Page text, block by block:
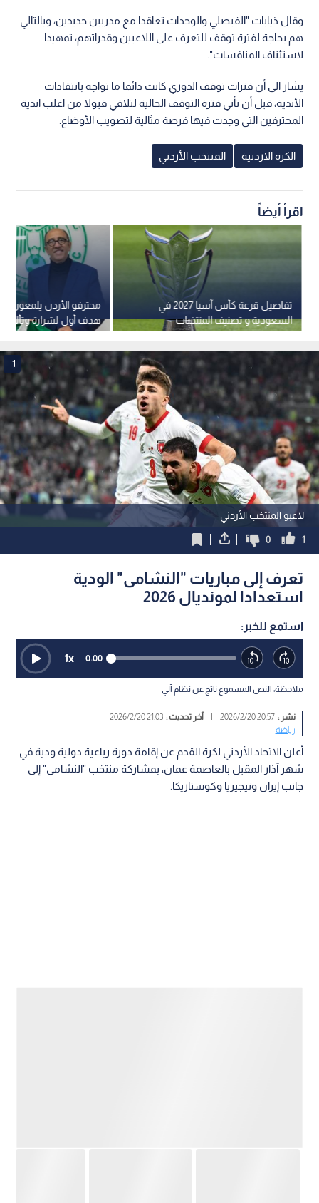
وقال ذيابات "الفيصلي والوحدات تعاقدا مع مدربين جديدين، وبالتالي
هم بحاجة لفترة توقف للتعرف على اللاعبين وقدراتهم، تمهيدا
لاستئناف المنافسات".
يشار الى أن فترات توقف الدوري كانت دائما ما تواجه بانتقادات
الأندية، قبل أن تأتي فترة التوقف الحالية لتلاقي قبولا من اغلب اندية
المحترفين التي وجدت فيها فرصة مثالية لتصويب الأوضاع.
الكرة الاردنية المنتخب الأردني
اقرأ أيضاً
محترفو الأردن يلمعون
هدف أول لشرارة وتألق
للتعمري
تفاصيل قرعة كأس آسيا 2027 في
السعودية و تصنيف المنتخبات
والموعد
لاعبو المنتخب الأردني
1
1
0
تعرف إلى مباريات "النشامى" الودية
استعدادا لمونديال 2026
استمع للخبر:
0:00
1x
ملاحظة: النص المسموع ناتج عن نظام آلي
نشر :20:57 2026/2/20
| آخر تحديث :21:03 2026/2/20
رياضة
أعلن الاتحاد الأردني لكرة القدم عن إقامة دورة رباعية دولية ودية في
شهر آذار المقبل بالعاصمة عمان، بمشاركة منتخب "النشامى" إلى
جانب إيران ونيجيريا وكوستاريكا.